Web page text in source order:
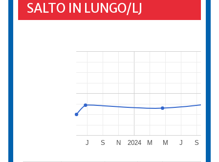
SALTO IN LUNGO/LJ
2024
J S N M M J S